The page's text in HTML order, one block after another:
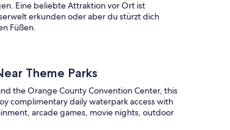
Eine beliebte Attraktion vor Ort ist
erkunden oder aber du stürzt dich
Füßen.
Theme Parks
the Orange County Convention Center, this
complimentary daily waterpark access with
arcade games, movie nights, outdoor